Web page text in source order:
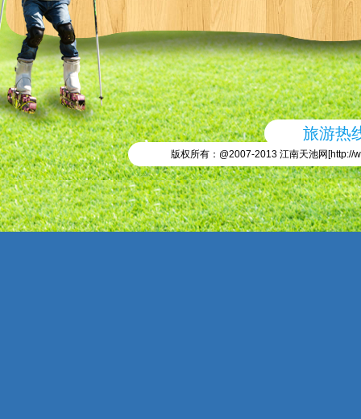
旅游热
版权所有：@2007-2013 江南天池网[http://